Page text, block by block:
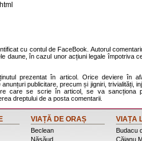
cu contul de FaceBook. Autorul
daune, în cazul unor acțiuni legale împotriva
prezentat în articol. Orice deviere în
publicitare, precum și jigniri, trivialități,
care se scrie în articol, se va sancționa
dreptului de a posta comentarii.
VIAȚĂ DE ORAȘ
Beclean
Năsăud
VIAȚA
Budacu
Căianu